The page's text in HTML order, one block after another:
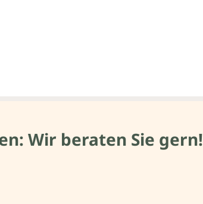
Wir beraten Sie gern!